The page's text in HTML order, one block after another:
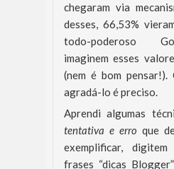
chegaram via
desses, 66,53%
todo-poderoso
imaginem esses
(nem é bom pensar!).
agradá-lo é preciso.
Aprendi algumas
tentativa e erro que
exemplificar,
frases “dicas